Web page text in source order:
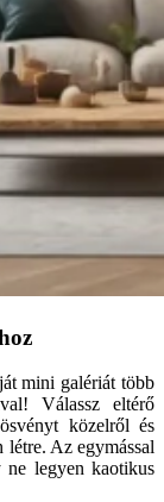
mini galériát több
Válassz eltérő
közelről és
Az egymással
ne legyen kaotikus